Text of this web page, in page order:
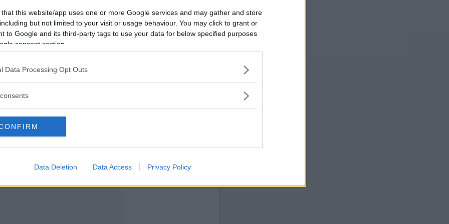
that this website/app uses one or more Google services and may gather and store
but not limited to your visit or usage behaviour. You may click to grant or
to Google and its third-party tags to use your data for below specified purposes
consent section.
Data Processing Opt Outs
Data Deletion Data Access Privacy Policy
2017-05-17 22:19
Vill du bli
medlem?